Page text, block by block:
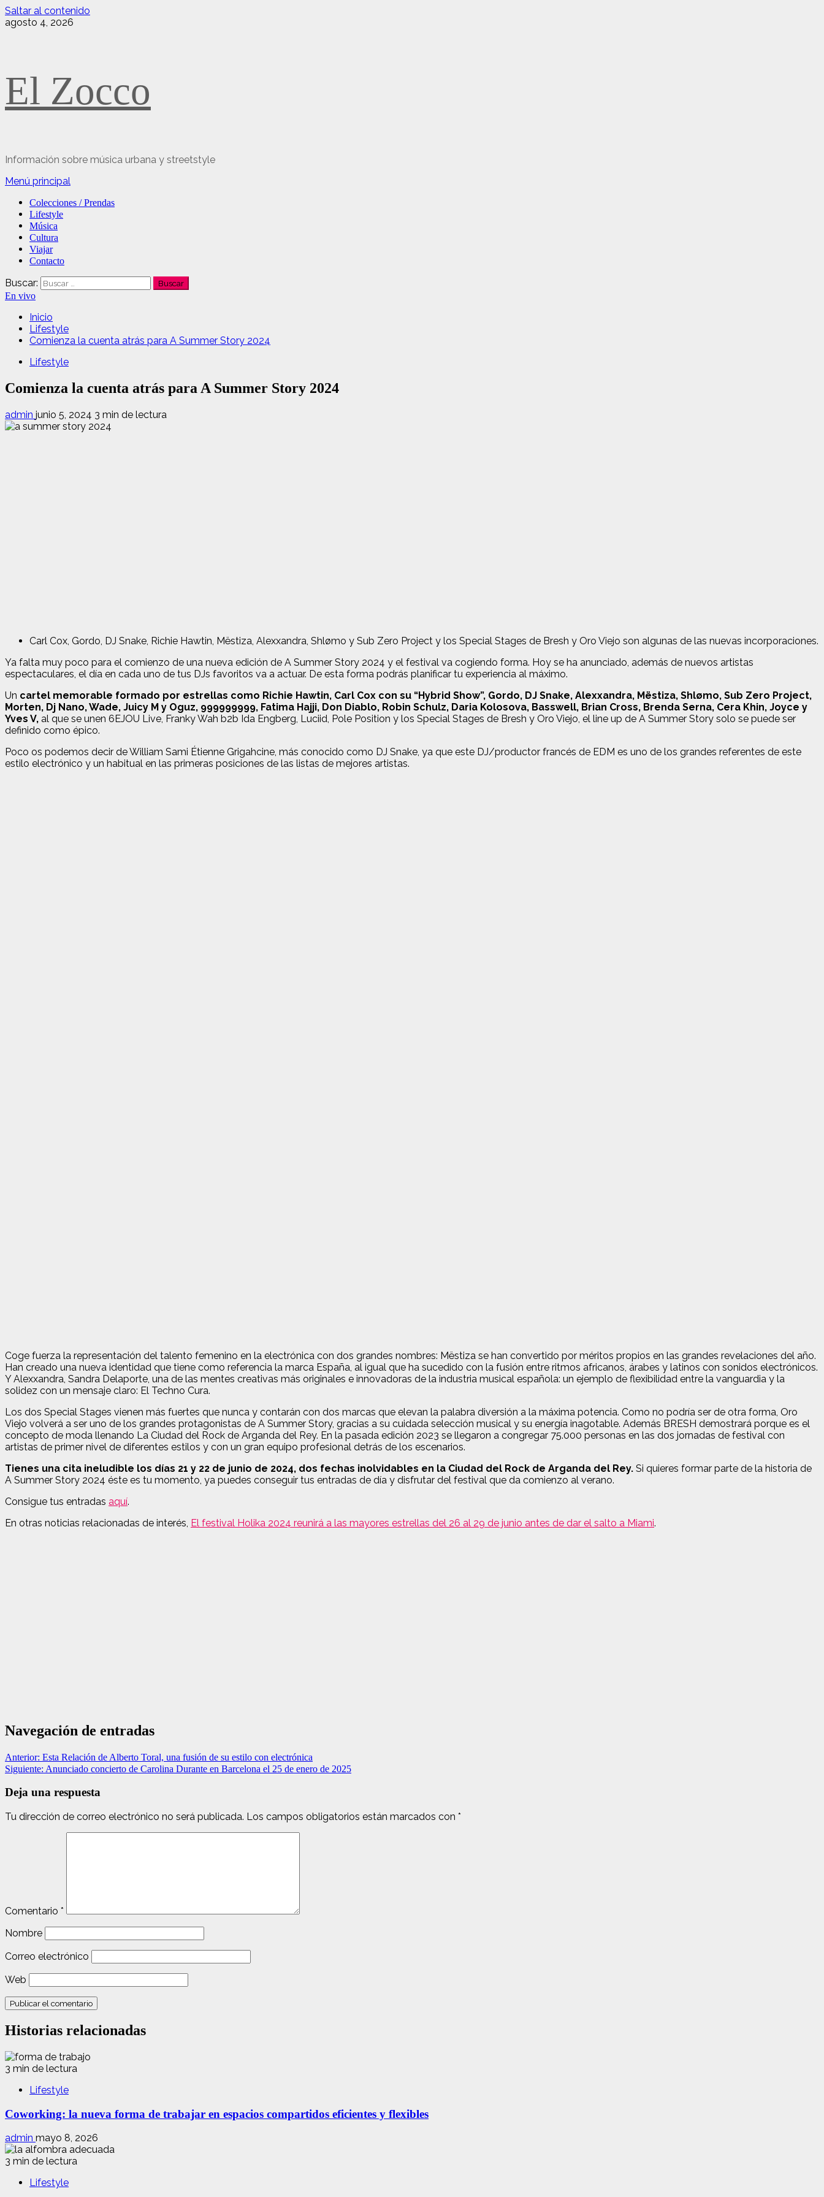
Saltar al contenido
agosto 4, 2026
El Zocco
Información sobre música urbana y streetstyle
Menú principal
Colecciones / Prendas
Lifestyle
Música
Cultura
Viajar
Contacto
Buscar:
En vivo
Inicio
Lifestyle
Comienza la cuenta atrás para A Summer Story 2024
Lifestyle
Comienza la cuenta atrás para A Summer Story 2024
admin junio 5, 2024 3 min de lectura
Carl Cox, Gordo, DJ Snake, Richie Hawtin, Mëstiza, Alexxandra, Shlømo y Sub Zero Project y los Special Stages de Bresh y Oro Viejo son algunas de las nuevas incorporaciones.
Ya falta muy poco para el comienzo de una nueva edición de A Summer Story 2024 y el festival va cogiendo forma. Hoy se ha anunciado, además de nuevos artistas
espectaculares, el día en cada uno de tus DJs favoritos va a actuar. De esta forma podrás planificar tu experiencia al máximo.
Un cartel memorable formado por estrellas como Richie Hawtin, Carl Cox con su “Hybrid Show”, Gordo, DJ Snake, Alexxandra, Mëstiza, Shlømo, Sub Zero Project,
Morten, Dj Nano, Wade, Juicy M y Oguz, 999999999, Fatima Hajji, Don Diablo, Robin Schulz, Daria Kolosova, Basswell, Brian Cross, Brenda Serna, Cera Khin, Joyce y
Yves V, al que se unen 6EJOU Live, Franky Wah b2b Ida Engberg, Luciid, Pole Position y los Special Stages de Bresh y Oro Viejo, el line up de A Summer Story solo se puede ser
definido como épico.
Poco os podemos decir de William Sami Étienne Grigahcine, más conocido como DJ Snake, ya que este DJ/productor francés de EDM es uno de los grandes referentes de este
estilo electrónico y un habitual en las primeras posiciones de las listas de mejores artistas.
Coge fuerza la representación del talento femenino en la electrónica con dos grandes nombres: Mëstiza se han convertido por méritos propios en las grandes revelaciones del año.
Han creado una nueva identidad que tiene como referencia la marca España, al igual que ha sucedido con la fusión entre ritmos africanos, árabes y latinos con sonidos electrónicos.
Y Alexxandra, Sandra Delaporte, una de las mentes creativas más originales e innovadoras de la industria musical española: un ejemplo de flexibilidad entre la vanguardia y la
solidez con un mensaje claro: El Techno Cura.
Los dos Special Stages vienen más fuertes que nunca y contarán con dos marcas que elevan la palabra diversión a la máxima potencia. Como no podría ser de otra forma, Oro
Viejo volverá a ser uno de los grandes protagonistas de A Summer Story, gracias a su cuidada selección musical y su energía inagotable. Además BRESH demostrará porque es el
concepto de moda llenando La Ciudad del Rock de Arganda del Rey. En la pasada edición 2023 se llegaron a congregar 75.000 personas en las dos jornadas de festival con
artistas de primer nivel de diferentes estilos y con un gran equipo profesional detrás de los escenarios.
Tienes una cita ineludible los días 21 y 22 de junio de 2024, dos fechas inolvidables en la Ciudad del Rock de Arganda del Rey. Si quieres formar parte de la historia de
A Summer Story 2024 éste es tu momento, ya puedes conseguir tus entradas de día y disfrutar del festival que da comienzo al verano.
Consigue tus entradas aquí.
En otras noticias relacionadas de interés, El festival Holika 2024 reunirá a las mayores estrellas del 26 al 29 de junio antes de dar el salto a Miami.
Navegación de entradas
Anterior: Esta Relación de Alberto Toral, una fusión de su estilo con electrónica
Siguiente: Anunciado concierto de Carolina Durante en Barcelona el 25 de enero de 2025
Deja una respuesta
Tu dirección de correo electrónico no será publicada. Los campos obligatorios están marcados con *
Comentario *
Nombre
Correo electrónico
Web
Historias relacionadas
3 min de lectura
Lifestyle
Coworking: la nueva forma de trabajar en espacios compartidos eficientes y flexibles
admin mayo 8, 2026
3 min de lectura
Lifestyle